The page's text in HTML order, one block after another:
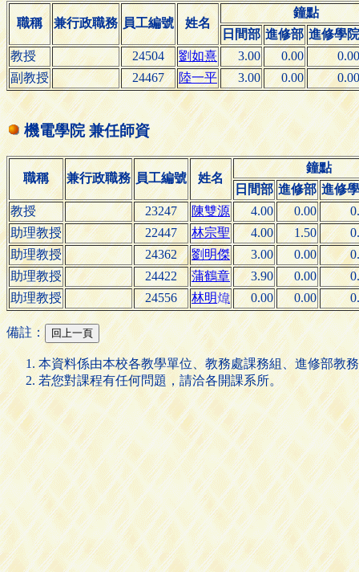
職稱 兼行政職務 員工編號 姓名
鐘點
日間部 進修部 進修學院
教授
24504 劉如熹 3.00 0.00
0.00
副教授
24467 陸一平 3.00 0.00 0.00
機電學院 兼任師資
職稱 兼行政職務 員工編號 姓名
鐘點
日間部 進修部 進修
教授
23247 陳雙源 4.00 0.00
助理教授
22447 林宗聖 4.00 1.50
助理教授
24362 劉明傑 3.00 0.00
助理教授
24422 蒲鶴章 3.90 0.00
助理教授
24556 林明 0.00 0.00
備註：
本資料係由本校各教學單位、教務處課務組、進修部教
若您對課程有任何問題，請洽各開課系所。